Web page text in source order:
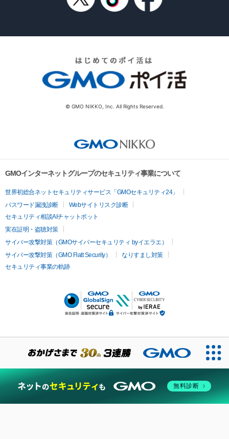
© GMO NIKKO, Inc. All Rights Reserved.
GMOインターネットグループのセキュリティ事業について
世界初総合ネットセキュリティサービス「GMOセキュリティ24」
パスワード漏洩診断
Webサイトリスク診断
セキュリティ相談AIチャットボット
実在証明・盗聴対策
サイバー攻撃対策（GMOサイバーセキュリティ byイエラエ）
サイバー攻撃対策（GMO Flatt Security）
なりすまし対策
セキュリティ事業の軌跡
無料診断